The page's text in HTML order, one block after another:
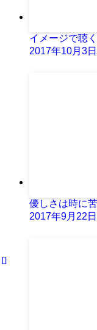
イメージで聴
2017年10月3日
優しさは時に
2017年9月22日